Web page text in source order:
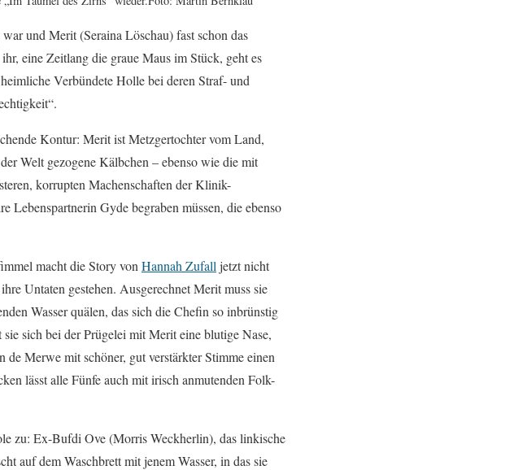
und Merit (Seraina Löschau) fast schon das
eine Zeitlang die graue Maus im Stück, geht es
Verbündete Holle bei deren Straf- und
Kontur: Merit ist Metzgertochter vom Land,
Welt gezogene Kälbchen – ebenso wie die mit
korrupten Machenschaften der Klinik-
Lebenspartnerin Gyde begraben müssen, die ebenso
macht die Story von Hannah Zufall jetzt nicht
Untaten gestehen. Ausgerechnet Merit muss sie
Wasser quälen, das sich die Chefin so inbrünstig
sich bei der Prügelei mit Merit eine blutige Nase,
Merwe mit schöner, gut verstärkter Stimme einen
lässt alle Fünfe auch mit irisch anmutenden Folk-
zu: Ex-Bufdi Ove (Morris Weckherlin), das linkische
auf dem Waschbrett mit jenem Wasser, in das sie